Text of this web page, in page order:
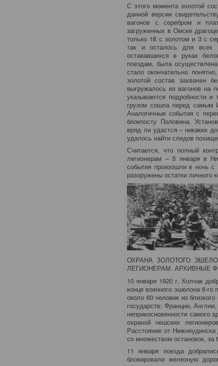
С этого момента золотой
данной версии
вагонов с серебром и
загруженных в Омске
только 18 с золотом и 3 с
так и осталось для всех
остававшихся в руках
поездам, была
стало окончательно
золотой состав захвачен
выгружалось из вагонов на
указываются подробности
грузом сошла перед самым
Аналогичные события с
блокпосту Половина.
вряд ли удастся – никаких
удалось найти следов
Считается, что полный
легионерам – 5 января в
события произошли в ночь
разоружены остатки личного
ОХРАНА ЗОЛОТОГО
ЛЕГИОНЕРАМ. АРХИВНЫЕ
10 января 1920 г. Колчак
конце военного эшелона 6-
около 60 человек из
государств: Франции,
неприкосновенности
охраной чешских
Расстояние от
со множеством остановок, за
11 января поезда
блокировали железную